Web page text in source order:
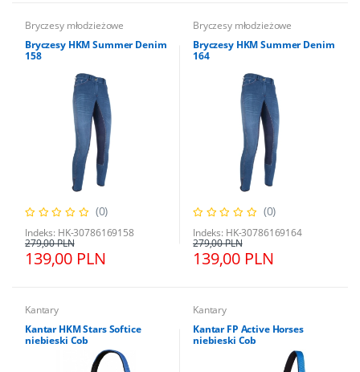
Bryczesy młodzieżowe
Bryczesy HKM Summer Denim
158
(0)
Indeks: HK-30786169158
139,00 PLN
279,00 PLN
Bryczesy młodzieżowe
Bryczesy HKM Summer Denim
164
(0)
Indeks: HK-30786169164
139,00 PLN
279,00 PLN
Kantary
Kantar HKM Stars Softice
niebieski Cob
Kantary
Kantar FP Active Horses
niebieski Cob